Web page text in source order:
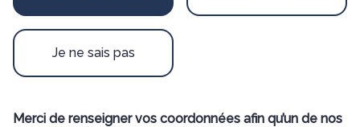
Je ne sais pas
Merci de renseigner vos coordonnées afin qu’un de nos